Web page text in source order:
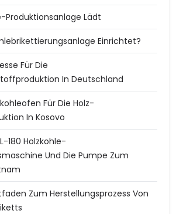
Produktionsanlage Lädt
Einrichtet?
Für Die
In Deutschland
Für Die Holz-
In Kosovo
180 Holzkohle-
Und Die Pumpe Zum
Zum Herstellungsprozess Von